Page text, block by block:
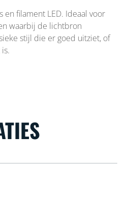
en filament LED. Ideaal voor
waarbij de lichtbron
stijl die er goed uitziet, of